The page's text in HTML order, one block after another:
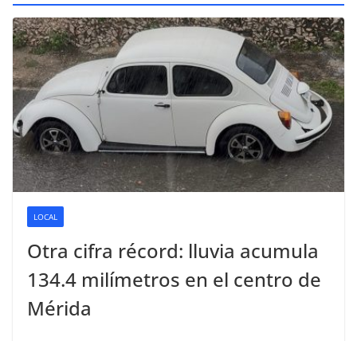
LOCAL
Otra cifra récord: lluvia acumula
134.4 milímetros en el centro de
Mérida